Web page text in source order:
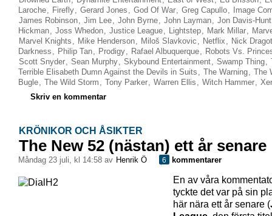
Laroche, Firefly, Gerard Jones , God Of War, Greg Capullo,
Image
James Robinson, Jim Lee, John Byrne, John Layman, Jon Davis-Hunt
Hickman, Joss Whedon, Justice League, Lightstep, Mark Millar,
Marvel Knights , Mike Henderson, Miloš Slavkovic , Netflix , Nick
Darkness , Philip Tan, Prodigy, Rafael Albuquerque, Robots Vs.
Scott Snyder, Sean Murphy, Skybound Entertainment, Swamp Thing,
Terrible Elisabeth Dumn Against the Devils in Suits , The Warning, The
Bugle, The Wild Storm , Tony Parker, Warren Ellis , Witch Hammer,
Skriv en kommentar
KRÖNIKOR OCH ÅSIKTER
The New 52 (nästan) ett år senare
måndag 23 juli, kl 14:58 av Henrik Ö 6 kommentarer
En av våra
tyckte det var på sin
här nära ett år senare (